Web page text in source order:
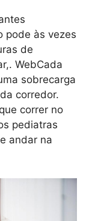
pode às vezes
de
WebCada
sobrecarga
corredor.
correr no
pediatras
andar na